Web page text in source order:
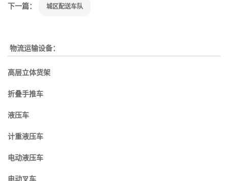
下一篇： 城区配送车队
物流运输设备：
高层立体货架
折叠手推车
液压车
计重液压车
电动液压车
电动叉车